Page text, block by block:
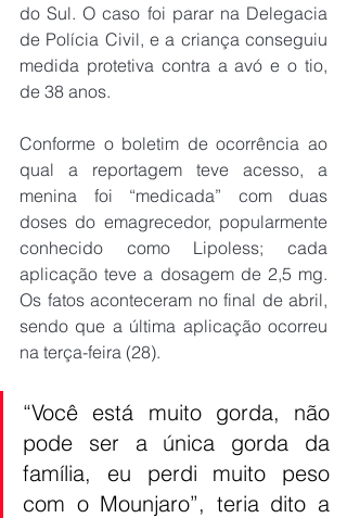
do Sul. O caso foi parar na Delegacia
de Polícia Civil, e a criança conseguiu
medida protetiva contra a avó e o tio,
de 38 anos.
Conforme o boletim de ocorrência ao
qual a reportagem teve acesso, a
menina foi “medicada” com duas
doses do emagrecedor, popularmente
conhecido como Lipoless; cada
aplicação teve a dosagem de 2,5 mg.
Os fatos aconteceram no final de abril,
sendo que a última aplicação ocorreu
na terça-feira (28).
“Você está muito gorda, não
pode ser a única gorda da
família, eu perdi muito peso
com o Mounjaro”, teria dito a